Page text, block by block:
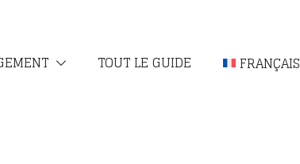
TOUT LE GUIDE FRANÇAIS